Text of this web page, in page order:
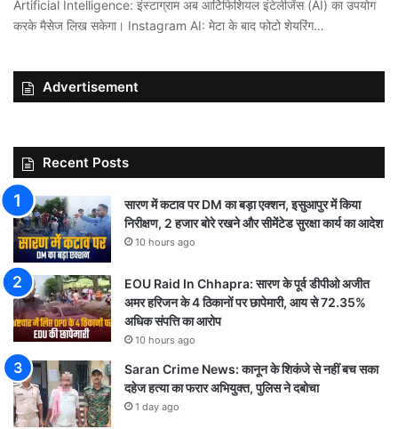
Artificial Intelligence: इंस्टाग्राम अब आर्टिफिशियल इंटेलीजेंस (AI) का उपयोग
करके मैसेज लिख सकेगा। Instagram AI: मेटा के बाद फोटो शेयरिंग…
Advertisement
Recent Posts
सारण में कटाव पर DM का बड़ा एक्शन, इसुआपुर में किया
निरीक्षण, 2 हजार बोरे रखने और सीमेंटेड सुरक्षा कार्य का आदेश
10 hours ago
EOU Raid In Chhapra: सारण के पूर्व डीपीओ अजीत
अमर हरिजन के 4 ठिकानों पर छापेमारी, आय से 72.35%
अधिक संपत्ति का आरोप
10 hours ago
Saran Crime News: कानून के शिकंजे से नहीं बच सका
दहेज हत्या का फरार अभियुक्त, पुलिस ने दबोचा
1 day ago